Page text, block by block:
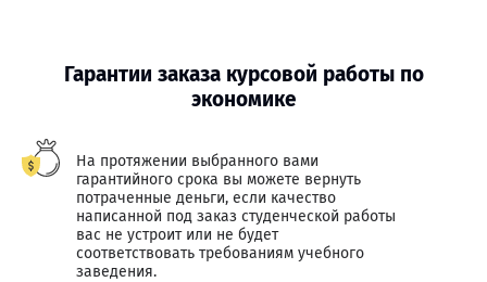
Гарантии заказа курсовой работы по
экономике
На протяжении выбранного вами
гарантийного срока вы можете вернуть
потраченные деньги, если качество
написанной под заказ студенческой работы
вас не устроит или не будет
соответствовать требованиям учебного
заведения.